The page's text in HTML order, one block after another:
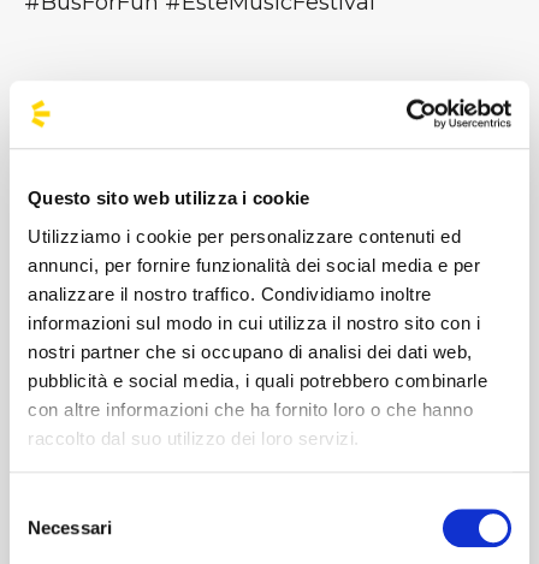
Questo sito web utilizza i cookie
Utilizziamo i cookie per personalizzare contenuti ed
annunci, per fornire funzionalità dei social media e per
analizzare il nostro traffico. Condividiamo inoltre
informazioni sul modo in cui utilizza il nostro sito con i
nostri partner che si occupano di analisi dei dati web,
pubblicità e social media, i quali potrebbero combinarle
con altre informazioni che ha fornito loro o che hanno
raccolto dal suo utilizzo dei loro servizi.
delNecessari
Pooh - Deep Purple - Il Volo - Savatage -
Hollywood Vampires